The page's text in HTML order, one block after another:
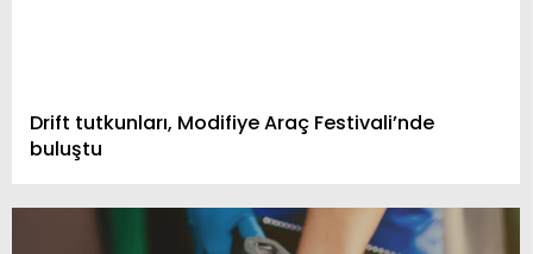
Drift tutkunları, Modifiye Araç Festivali’nde
buluştu